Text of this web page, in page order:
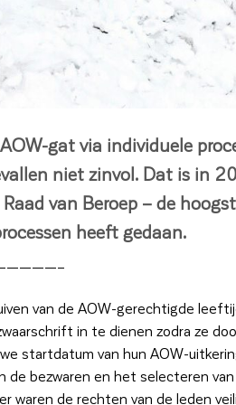
gat via individuele
niet zinvol. Dat is in
van Beroep – de
heeft gedaan.
van de AOW-gerechtigde
in te dienen zodra ze
startdatum van hun AOW-
de bezwaren en het selecteren
waren de rechten van de leden